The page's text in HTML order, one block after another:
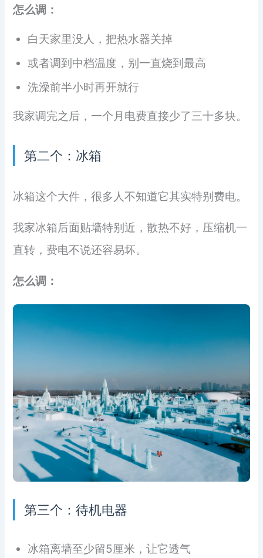
怎么调：
白天家里没人，把热水器关掉
或者调到中档温度，别一直烧到最高
洗澡前半小时再开就行
我家调完之后，一个月电费直接少了三十多块。
第二个：冰箱
冰箱这个大件，很多人不知道它其实特别费电。
我家冰箱后面贴墙特别近，散热不好，压缩机一
直转，费电不说还容易坏。
怎么调：
第三个：待机电器
冰箱离墙至少留5厘米，让它透气